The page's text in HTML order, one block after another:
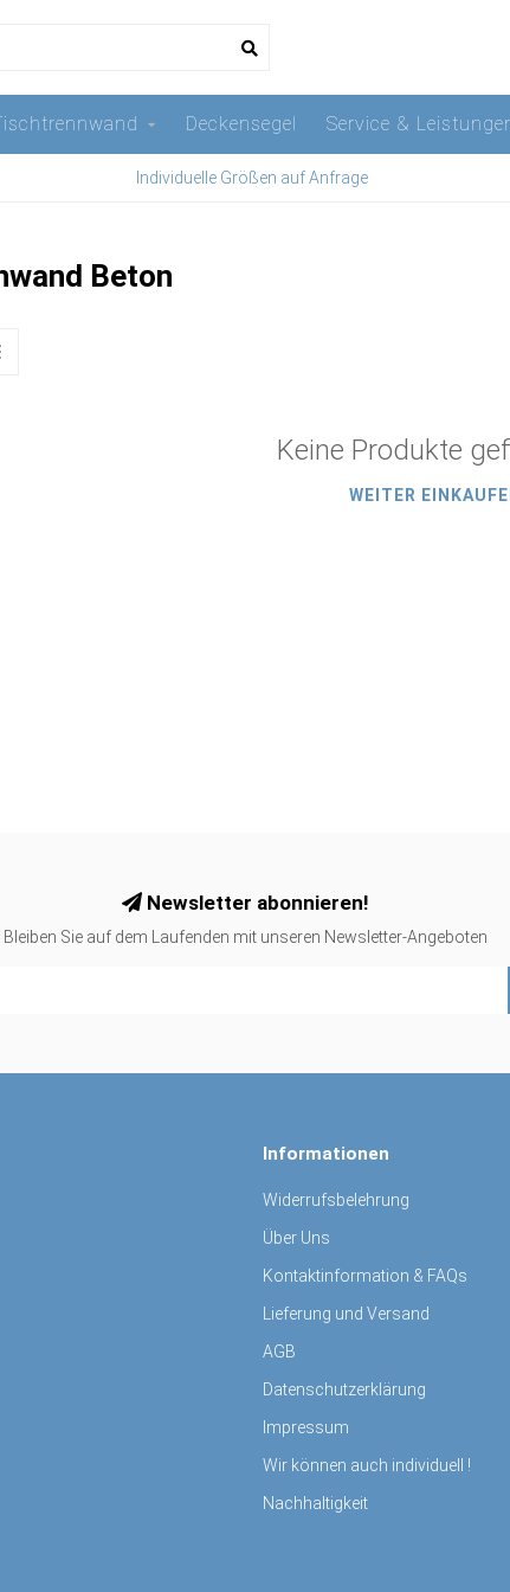
Deckensegel Service &
Individuelle Größen auf Anfrage
Beton
Keine Produkte
WEITER
Newsletter abonnieren!
Bleiben Sie auf dem Laufenden mit unseren Newsletter-Angeboten
Informationen
Widerrufsbelehrung
Über Uns
Kontaktinformation & FAQs
Lieferung und Versand
AGB
Datenschutzerklärung
Impressum
Wir können auch individuell !
Nachhaltigkeit